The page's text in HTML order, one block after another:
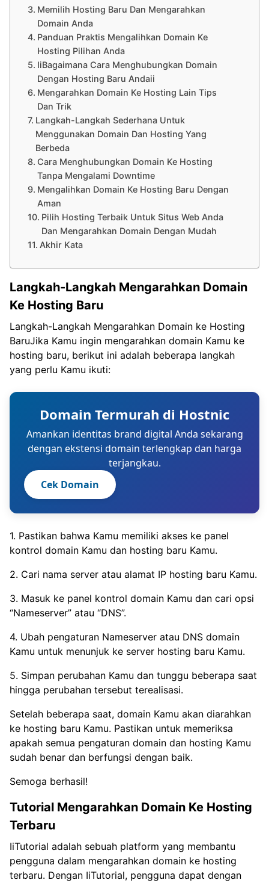
Memilih Hosting Baru Dan Mengarahkan
Domain Anda
Panduan Praktis Mengalihkan Domain Ke
Hosting Pilihan Anda
IiBagaimana Cara Menghubungkan Domain
Dengan Hosting Baru Andaii
Mengarahkan Domain Ke Hosting Lain Tips
Dan Trik
Langkah-Langkah Sederhana Untuk
Menggunakan Domain Dan Hosting Yang
Berbeda
Cara Menghubungkan Domain Ke Hosting
Tanpa Mengalami Downtime
Mengalihkan Domain Ke Hosting Baru Dengan
Aman
Pilih Hosting Terbaik Untuk Situs Web Anda
Dan Mengarahkan Domain Dengan Mudah
Akhir Kata
Langkah-Langkah Mengarahkan Domain
Ke Hosting Baru
Langkah-Langkah Mengarahkan Domain ke Hosting
BaruJika Kamu ingin mengarahkan domain Kamu ke
hosting baru, berikut ini adalah beberapa langkah
yang perlu Kamu ikuti:
Domain Termurah di Hostnic
Amankan identitas brand digital Anda sekarang
dengan ekstensi domain terlengkap dan harga
terjangkau.
Cek Domain
1. Pastikan bahwa Kamu memiliki akses ke panel
kontrol domain Kamu dan hosting baru Kamu.
2. Cari nama server atau alamat IP hosting baru Kamu.
3. Masuk ke panel kontrol domain Kamu dan cari opsi
“Nameserver” atau “DNS”.
4. Ubah pengaturan Nameserver atau DNS domain
Kamu untuk menunjuk ke server hosting baru Kamu.
5. Simpan perubahan Kamu dan tunggu beberapa saat
hingga perubahan tersebut terealisasi.
Setelah beberapa saat, domain Kamu akan diarahkan
ke hosting baru Kamu. Pastikan untuk memeriksa
apakah semua pengaturan domain dan hosting Kamu
sudah benar dan berfungsi dengan baik.
Semoga berhasil!
Tutorial Mengarahkan Domain Ke Hosting
Terbaru
IiTutorial adalah sebuah platform yang membantu
pengguna dalam mengarahkan domain ke hosting
terbaru. Dengan IiTutorial, pengguna dapat dengan